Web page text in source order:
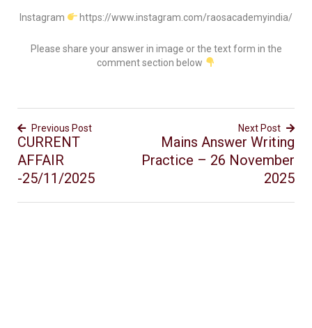
Instagram https://www.instagram.com/raosacademyindia/
Please share your answer in image or the text form in the
comment section below
Previous Post
CURRENT
AFFAIR
-25/11/2025
Next Post
Mains Answer Writing
Practice – 26 November
2025